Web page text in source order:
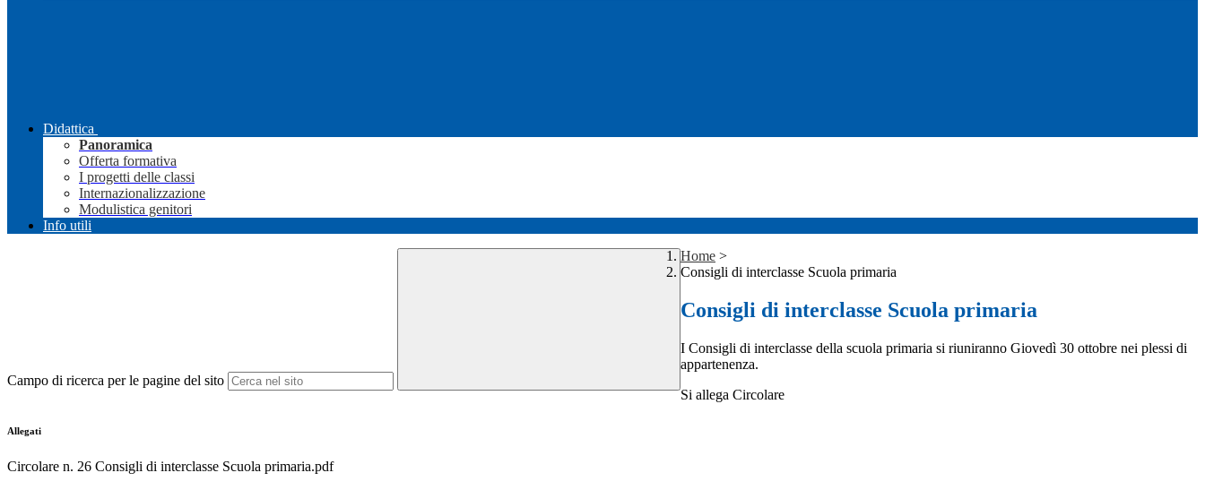
Didattica
Panoramica
Offerta formativa
I progetti delle classi
Internazionalizzazione
Modulistica genitori
Info utili
Campo di ricerca per le pagine del sito
Home >
Consigli di interclasse Scuola primaria
Consigli di interclasse Scuola primaria
I Consigli di interclasse della scuola primaria si riuniranno Giovedì 30 ottobre nei plessi di
appartenenza.
Si allega Circolare
Allegati
Circolare n. 26 Consigli di interclasse Scuola primaria.pdf